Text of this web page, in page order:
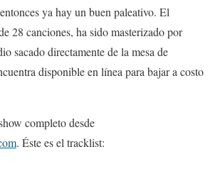
ya hay un buen paleativo. El
28 canciones, ha sido masterizado por
sacado directamente de la mesa de
disponible en línea para bajar a costo
completo desde
. Éste es el tracklist: